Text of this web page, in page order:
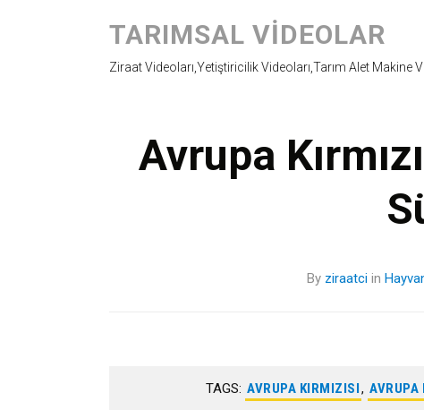
TARIMSAL VIDEOLAR
Ziraat Videoları,Yetiştiricilik Videoları,Tarım Alet Makine
Avrupa
By ziraatci in
TAGS: AVRUPA KIRMIZISI,